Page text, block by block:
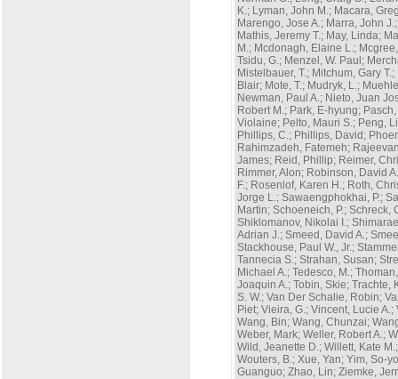
K.; Lyman, John M.; Macara,
Marengo, Jose A.; Marra, John J.
Mathis, Jeremy T.; May, Linda;
M.; Mcdonagh, Elaine L.;
Tsidu, G.; Menzel, W. Paul ;
Mistelbauer, T.; Mitchum, Gary T.;
Blair; Mote, T.; Mudryk, L.;
Newman, Paul A.; Nieto, Juan
Robert M.; Park, E-hyung;
Violaine; Pelto, Mauri S.; Peng,
Phillips, C.; Phillips, David ;
Rahimzadeh, Fatemeh;
James; Reid, Phillip; Reimer,
Rimmer, Alon; Robinson, David A.
F.; Rosenlof, Karen H.; Roth,
Jorge L.; Sawaengphokhai, P.;
Martin; Schoeneich, P.; Schreck,
Shiklomanov, Nikolai I.;
Adrian J.; Smeed, David A.;
Stackhouse, Paul W., Jr.;
Tannecia S.; Strahan, Susan;
Michael A.; Tedesco, M.;
Joaquin A.; Tobin, Skie; Trachte,
S. W.; Van Der Schalie, Robin;
Piet; Vieira, G.; Vincent, Lucie A.;
Wang, Bin; Wang, Chunzai;
Weber, Mark; Weller, Robert A.;
Wild, Jeanette D.; Willett, Kate M.
Wouters, B.; Xue, Yan; Yim, So-
Guanguo; Zhao, Lin; Ziemke,